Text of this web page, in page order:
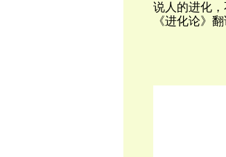
说人的进化
《进化论》